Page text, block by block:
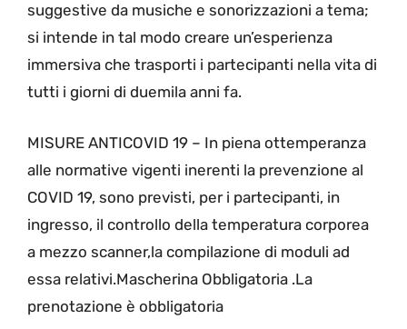
suggestive da musiche e sonorizzazioni a tema;
si intende in tal modo creare un’esperienza
immersiva che trasporti i partecipanti nella vita di
tutti i giorni di duemila anni fa.
MISURE ANTICOVID 19 – In piena ottemperanza
alle normative vigenti inerenti la prevenzione al
COVID 19, sono previsti, per i partecipanti, in
ingresso, il controllo della temperatura corporea
a mezzo scanner,la compilazione di moduli ad
essa relativi.Mascherina Obbligatoria .La
prenotazione è obbligatoria